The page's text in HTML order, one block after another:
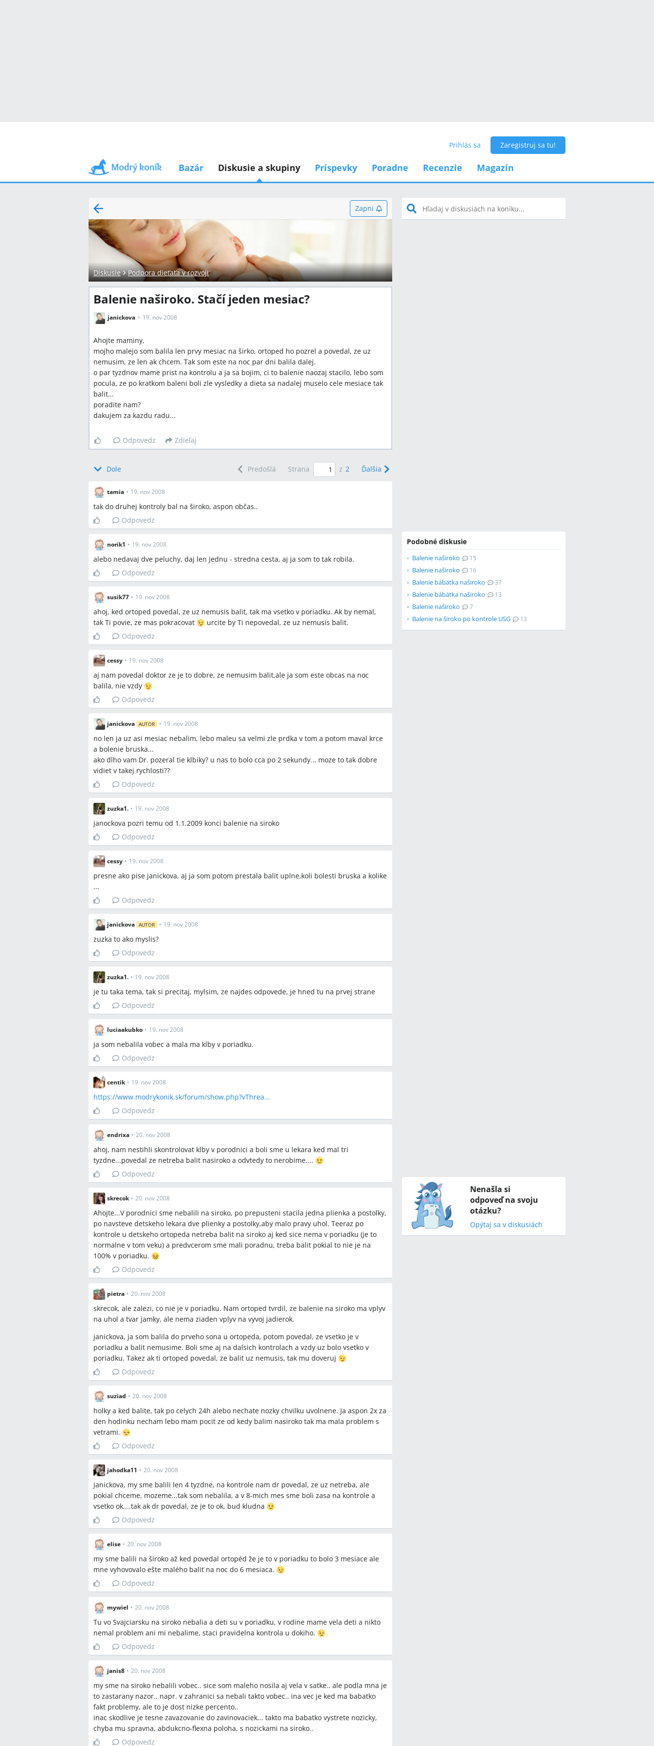
Prihlás sa Zaregistruj sa tu!
Bazár Diskusie a skupiny Príspevky Poradne Recenzie Magazín
Zapni
Diskusie Podpora dieťaťa v rozvoji
Balenie naširoko. Stačí jeden mesiac?
janickova 19. nov 2008
Ahojte maminy,
mojho malejo som balila len prvy mesiac na širko, ortoped ho pozrel a povedal, ze uz
nemusim, ze len ak chcem. Tak som este na noc par dni balila dalej.
o par tyzdnov mame prist na kontrolu a ja sa bojim, ci to balenie naozaj stacilo, lebo som
pocula, ze po kratkom baleni boli zle vysledky a dieta sa nadalej muselo cele mesiace tak
balit...
poradite nam?
dakujem za kazdu radu...
Odpovedz Zdieľaj
Dole Predošlá Strana z 2 Ďalšia
tamia • 19. nov 2008
tak do druhej kontroly bal na široko, aspon občas..
Odpovedz
norik1 • 19. nov 2008
alebo nedavaj dve peluchy, daj len jednu - stredna cesta, aj ja som to tak robila.
Odpovedz
susik77 • 19. nov 2008
ahoj, ked ortoped povedal, ze uz nemusis balit, tak ma vsetko v poriadku. Ak by nemal,
tak Ti povie, ze mas pokracovat
urcite by Ti nepovedal, ze uz nemusis balit.
Odpovedz
cessy • 19. nov 2008
aj nam povedal doktor ze je to dobre, ze nemusim balit,ale ja som este obcas na noc
balila, nie vzdy
Odpovedz
janickova AUTOR • 19. nov 2008
no len ja uz asi mesiac nebalim, lebo maleu sa velmi zle prdka v tom a potom maval krce
a bolenie bruska...
ako dlho vam Dr. pozeral tie klbiky? u nas to bolo cca po 2 sekundy... moze to tak dobre
vidiet v takej rychlosti??
Odpovedz
zuzka1. • 19. nov 2008
janockova pozri temu od 1.1.2009 konci balenie na siroko
Odpovedz
cessy • 19. nov 2008
presne ako pise janickova, aj ja som potom prestala balit uplne,koli bolesti bruska a kolike
...
Odpovedz
janickova AUTOR • 19. nov 2008
zuzka to ako myslis?
Odpovedz
zuzka1. • 19. nov 2008
je tu taka tema, tak si precitaj, mylsim, ze najdes odpovede, je hned tu na prvej strane
Odpovedz
luciaakubko • 19. nov 2008
ja som nebalila vobec a mala ma klby v poriadku.
Odpovedz
centik • 19. nov 2008
https://www.modrykonik.sk/forum/show.php?vThrea...
Odpovedz
endrixa • 20. nov 2008
ahoj, nam nestihli skontrolovat klby v porodnici a boli sme u lekara ked mal tri
tyzdne...povedal ze netreba balit nasiroko a odvtedy to nerobime....
Odpovedz
skrecok • 20. nov 2008
Ahojte...V porodnici sme nebalili na siroko, po prepusteni stacila jedna plienka a postolky,
po navsteve detskeho lekara dve plienky a postolky,aby malo pravy uhol. Teeraz po
kontrole u detskeho ortopeda netreba balit na siroko aj ked sice nema v poriadku (je to
normalne v tom veku) a predvcerom sme mali poradnu, treba balit pokial to nie je na
100% v poriadku.
Odpovedz
pietra • 20. nov 2008
skrecok, ale zalezi, co nie je v poriadku. Nam ortoped tvrdil, ze balenie na siroko ma vplyv
na uhol a tvar jamky, ale nema ziaden vplyv na vyvoj jadierok.
janickova, ja som balila do prveho sona u ortopeda, potom povedal, ze vsetko je v
poriadku a balit nemusime. Boli sme aj na dalsich kontrolach a vzdy uz bolo vsetko v
poriadku. Takez ak ti ortoped povedal, ze balit uz nemusis, tak mu doveruj
Odpovedz
suziad • 20. nov 2008
holky a ked balite, tak po celych 24h alebo nechate nozky chvilku uvolnene. Ja aspon 2x za
den hodinku necham lebo mam pocit ze od kedy balim nasiroko tak ma mala problem s
vetrami.
Odpovedz
jahodka11 • 20. nov 2008
janickova, my sme balili len 4 tyzdne, na kontrole nam dr povedal, ze uz netreba, ale
pokial chceme, mozeme...tak som nebalila, a v 8-mich mes sme boli zasa na kontrole a
vsetko ok....tak ak dr povedal, ze je to ok, bud kludna
Odpovedz
elise • 20. nov 2008
my sme balili na široko až ked povedal ortopéd že je to v poriadku to bolo 3 mesiace ale
mne vyhovovalo ešte malého baliť na noc do 6 mesiaca.
Odpovedz
mywiel • 20. nov 2008
Tu vo Svajciarsku na siroko nebalia a deti su v poriadku, v rodine mame vela deti a nikto
nemal problem ani mi nebalime, staci pravidelna kontrola u dokiho.
Odpovedz
janis8 • 20. nov 2008
my sme na siroko nebalili vobec.. sice som maleho nosila aj vela v satke.. ale podla mna je
to zastarany nazor.. napr. v zahranici sa nebali takto vobec.. ina vec je ked ma babatko
fakt problemy, ale to je dost nizke percento..
inac skodlive je tesne zavazovanie do zavinovaciek... takto ma babatko vystrete nozicky,
chyba mu spravna, abdukcno-flexna poloha, s nozickami na siroko..
Odpovedz
Podobné diskusie
Balenie naširoko 15
Balenie naširoko 16
Balenie bábätka naširoko 37
Balenie bábätka naširoko 13
Balenie naširoko 7
Balenie na široko po kontrole USG 13
Nenašla si
odpoveď na svoju
otázku?
Opýtaj sa v diskusiách